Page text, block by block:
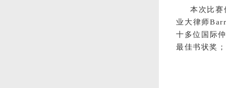
本次比
业大律师
十多位国际
最佳书状奖